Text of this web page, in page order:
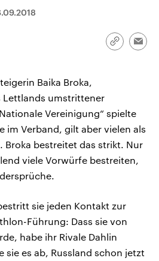
Parteien
Link
Baika Broka,
Lettlands umstrittener
Vereinigung“ spielte
im Verband, gilt aber vielen als
Broka bestreitet das strikt. Nur
viele Vorwürfe bestreiten,
sie jeden Kontakt zur
Führung: Dass sie von
habe ihr Rivale Dahlin
sie es ab, Russland schon jetzt